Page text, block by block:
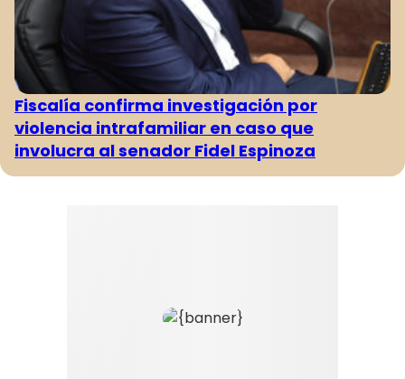
Fiscalía confirma investigación por
violencia intrafamiliar en caso que
involucra al senador Fidel Espinoza